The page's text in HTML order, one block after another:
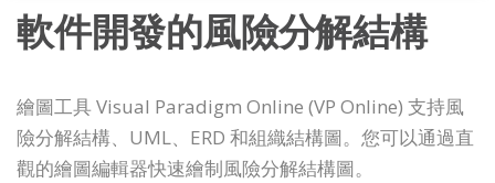
軟件開發的風險分解結構
繪圖工具 Visual Paradigm Online (VP Online) 支持風
險分解結構、UML、ERD 和組織結構圖。您可以通過直
觀的繪圖編輯器快速繪制風險分解結構圖。